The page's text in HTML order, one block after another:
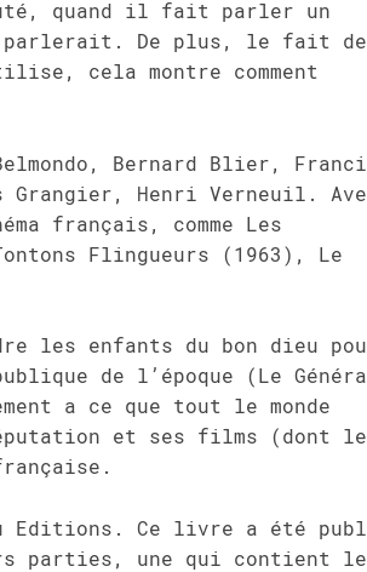
quand il fait parler un
parlerait. De plus, le fait de
cela montre comment
Bernard Blier,
Henri Verneuil.
français, comme Les
Flingueurs (1963), Le
les enfants du bon dieu
de l’époque (Le
a ce que tout le monde
et ses films (dont
Editions. Ce livre a été
parties, une qui contient